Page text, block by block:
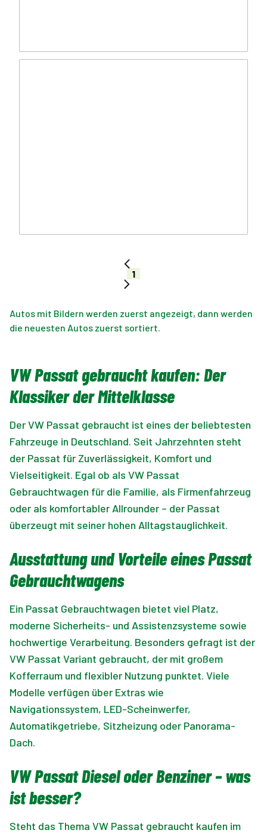
1
Autos mit Bildern werden zuerst angezeigt, dann werden
die neuesten Autos zuerst sortiert.
VW Passat gebraucht kaufen: Der
Klassiker der Mittelklasse
Der VW Passat gebraucht ist eines der beliebtesten
Fahrzeuge in Deutschland. Seit Jahrzehnten steht
der Passat für Zuverlässigkeit, Komfort und
Vielseitigkeit. Egal ob als VW Passat
Gebrauchtwagen für die Familie, als Firmenfahrzeug
oder als komfortabler Allrounder – der Passat
überzeugt mit seiner hohen Alltagstauglichkeit.
Ausstattung und Vorteile eines Passat
Gebrauchtwagens
Ein Passat Gebrauchtwagen bietet viel Platz,
moderne Sicherheits- und Assistenzsysteme sowie
hochwertige Verarbeitung. Besonders gefragt ist der
VW Passat Variant gebraucht, der mit großem
Kofferraum und flexibler Nutzung punktet. Viele
Modelle verfügen über Extras wie
Navigationssystem, LED-Scheinwerfer,
Automatikgetriebe, Sitzheizung oder Panorama-
Dach.
VW Passat Diesel oder Benziner – was
ist besser?
Steht das Thema VW Passat gebraucht kaufen im